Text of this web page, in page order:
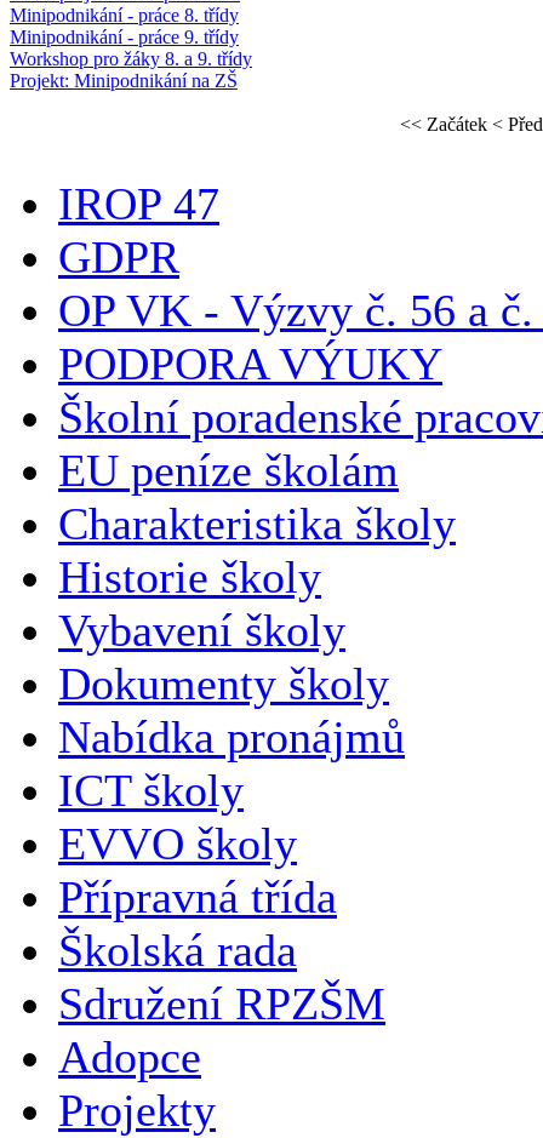
Minipodnikání - práce 8. třídy
Minipodnikání - práce 9. třídy
Workshop pro žáky 8. a 9. třídy
Projekt: Minipodnikání na ZŠ
<< Začátek <
IROP 47
GDPR
OP VK - Výzvy č. 56 a č.
PODPORA VÝUKY
Školní poradenské
EU peníze školám
Charakteristika školy
Historie školy
Vybavení školy
Dokumenty školy
Nabídka pronájmů
ICT školy
EVVO školy
Přípravná třída
Školská rada
Sdružení RPZŠM
Adopce
Projekty